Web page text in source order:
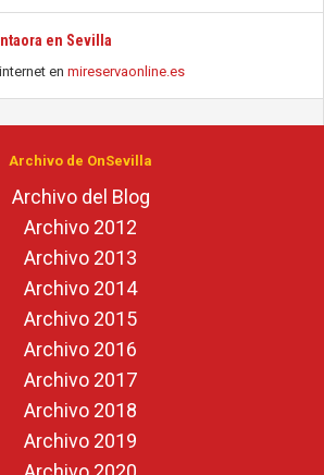
en Sevilla
en mireservaonline.es
Archivo de OnSevilla
Archivo del Blog
Archivo 2012
Archivo 2013
Archivo 2014
Archivo 2015
Archivo 2016
Archivo 2017
Archivo 2018
Archivo 2019